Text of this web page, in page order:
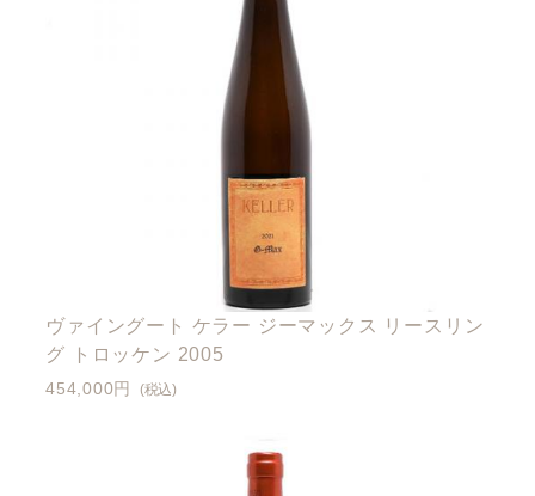
ヴァイングート ケラー ジーマックス リースリン
グ トロッケン 2005
454,000円 (税込)